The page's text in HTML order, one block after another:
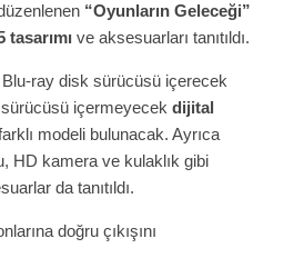
“Oyunların Geleceği”
tasarımı ve aksesuarları tanıtıldı.
Blu-ray disk sürücüsü içerecek
içermeyecek dijital
modeli bulunacak. Ayrıca
HD kamera ve kulaklık gibi
da tanıtıldı.
doğru çıkışını